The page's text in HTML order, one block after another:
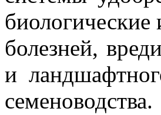
болезней,
и
семеноводства.